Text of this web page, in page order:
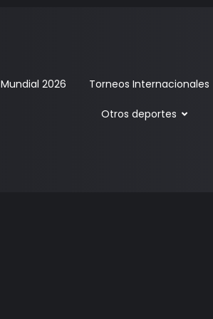
Mundial 2026 Torneos Internacionales
Otros deportes